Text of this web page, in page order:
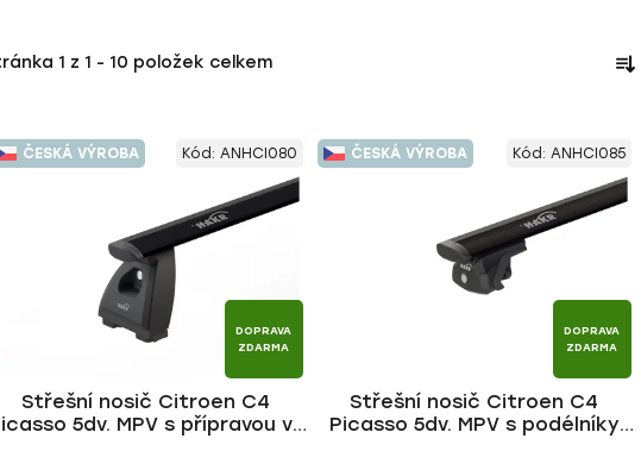
1 z 1 - 10 položek celkem
a
n
í
o
d
u
k
t
ČESKÁ VÝROBA
DOPRAVA
ZDARMA
Střešní nosič Citroen C4
5dv. MPV s přípravou ve
Kód: ANHCI080 ČESKÁ VÝROBA
DOPRAVA
ZDARMA
Střešní nosič Citroen C4
Picasso 5dv. MPV s podélníky
Kód: ANHCI085